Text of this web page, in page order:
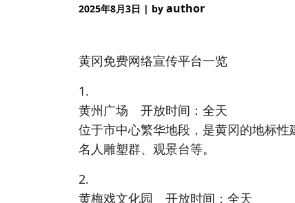
2025年8月3日 | by author
黄冈免费网络宣传平台一览
1.
黄州广场 开放时间：全天
位于市中心繁华地段，是黄冈的地标
名人雕塑群、观景台等。
2.
黄梅戏文化园 开放时间：全天